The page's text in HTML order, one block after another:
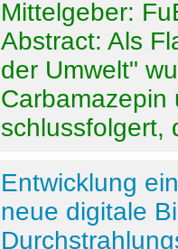
Mittelgeber:
Abstract:Als
der Umwelt"
Carbamazepin
schlussfolgert,
Entwicklung
neue digitale